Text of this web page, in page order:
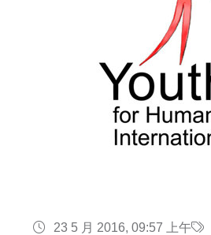
23 5 月 2016, 09:57 上午